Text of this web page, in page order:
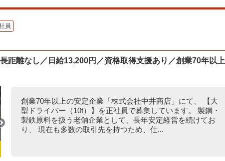
員
距離なし／日給13,200円／資格取得支援あり／創業70年以上
創業70年以上の安定企業「株式会社中井商店」にて、 【大
型ドライバー（10t）】を正社員で募集しています。 製鋼・
製鉄原料を扱う老舗企業として、長年安定経営を続けてお
り、 現在も多数の取引先を持つため、仕...